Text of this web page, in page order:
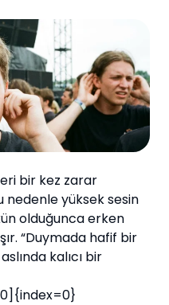
bir kez zarar
nedenle yüksek sesin
olduğunca erken
“Duymada hafif bir
kalıcı bir